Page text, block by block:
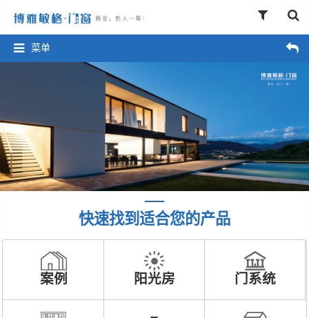
菜单
快速找到适合您的产品
案例 阳光房 门系统